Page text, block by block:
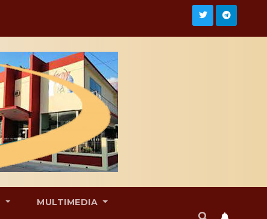
MULTIMEDIA